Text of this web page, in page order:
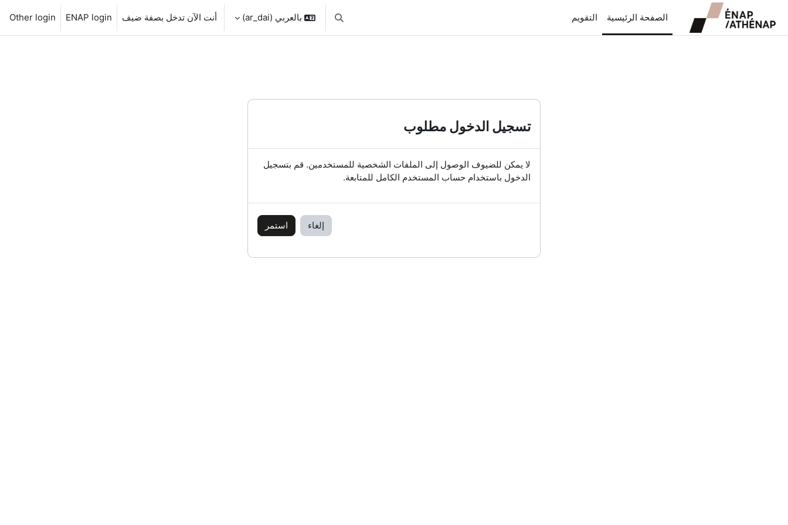
تخطى إلى المحتوى الرئيسي
الصفحة الرئيسية
التقويم تبديل إدخال البحث
بالعربي ‎(ar_dai)‎ أنت الآن تدخل بصفة ضيف ENAP login
Other login
تسجيل الدخول مطلوب
لا يمكن للضيوف الوصول إلى الملفات الشخصية للمستخدمين. قم بتسجيل
الدخول باستخدام حساب المستخدم الكامل للمتابعة.
إلغاء استمر